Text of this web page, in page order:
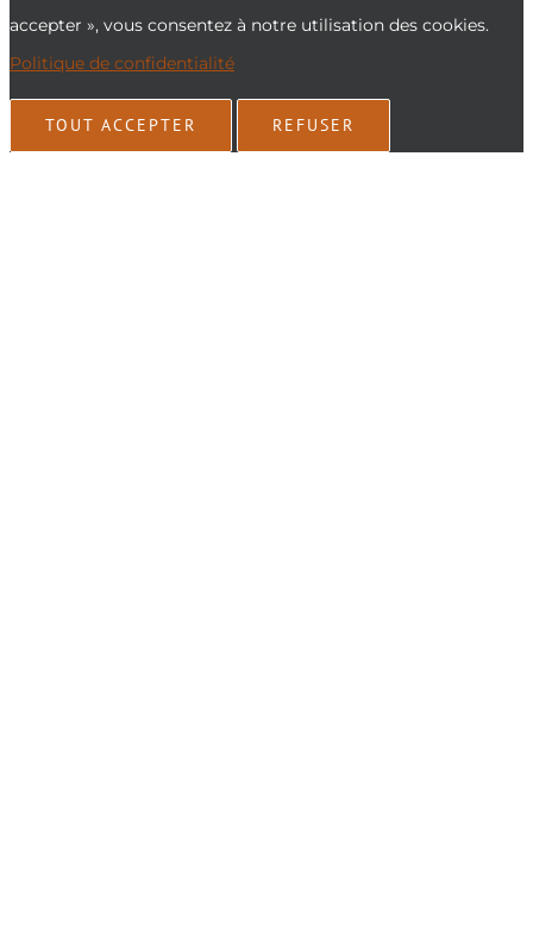
accepter », vous consentez à notre utilisation des cookies.
Politique de confidentialité
TOUT ACCEPTER REFUSER